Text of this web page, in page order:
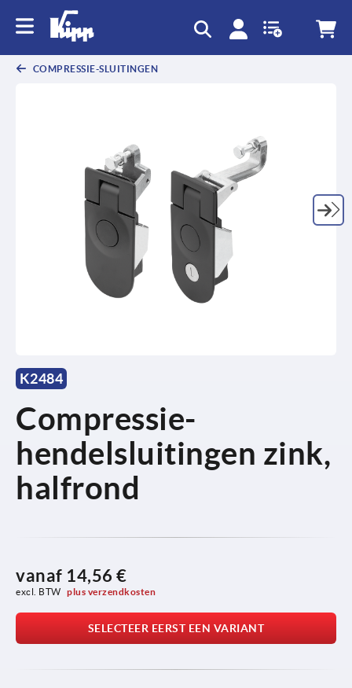
COMPRESSIE-SLUITINGEN
K2484
Compressie-
hendelsluitingen zink,
halfrond
vanaf 14,56 €
excl. BTW plus verzendkosten
SELECTEER EERST EEN VARIANT